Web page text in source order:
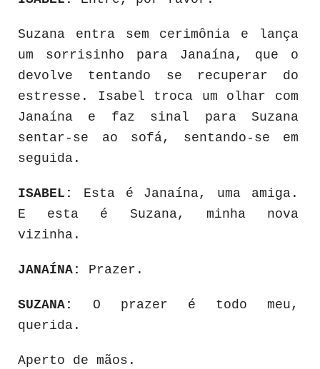
Suzana entra sem cerimônia e lança
um sorrisinho para Janaína, que o
devolve tentando se recuperar do
estresse. Isabel troca um olhar com
Janaína e faz sinal para Suzana
sentar-se ao sofá, sentando-se em
seguida.
ISABEL: Esta é Janaína, uma amiga.
E esta é Suzana, minha nova
vizinha.
JANAÍNA: Prazer.
SUZANA: O prazer é todo meu,
querida.
Aperto de mãos.